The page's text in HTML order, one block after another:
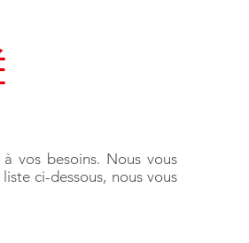
vos besoins. Nous vous
ci-dessous, nous vous